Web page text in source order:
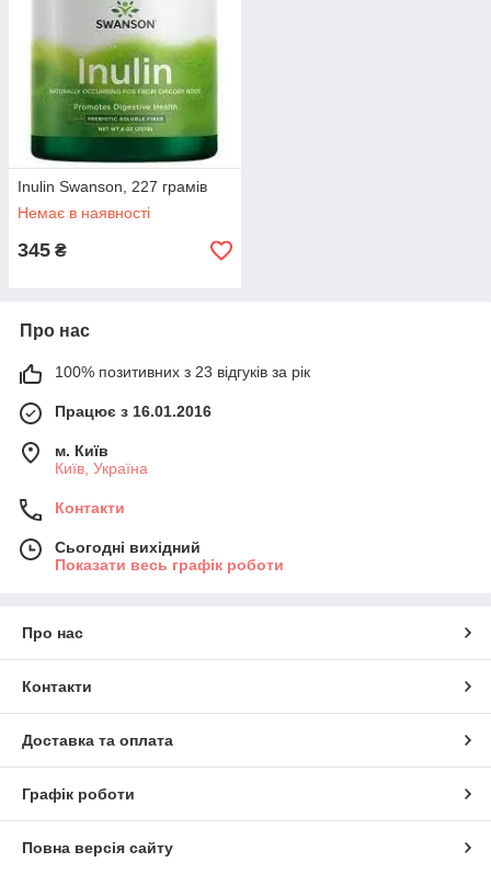
Inulin Swanson, 227 грамів
Немає в наявності
345 ₴
Про нас
100% позитивних з 23 відгуків за рік
Працює з 16.01.2016
м. Київ
Київ, Україна
Контакти
Сьогодні вихідний
Показати весь графік роботи
Про нас
Контакти
Доставка та оплата
Графік роботи
Повна версія сайту